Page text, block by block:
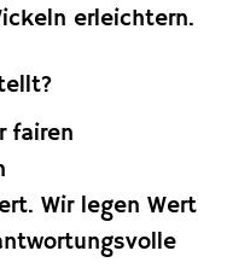
erleichtern.
fairen
Wir legen Wert